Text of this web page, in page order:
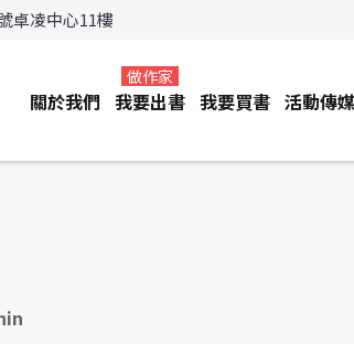
卓凌中心11樓
關於我們 我要出書
做作家
我要買書 活動傳媒